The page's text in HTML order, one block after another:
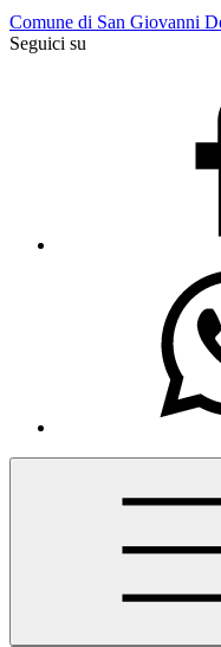
Comune di San Giovanni
Seguici su